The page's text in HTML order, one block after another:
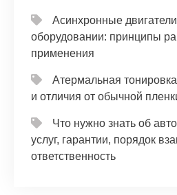
Асинхронные
оборудовании: принципы
применения
Атермальная
и отличия от обычной
Что нужно знать об
услуг, гарантии, порядок
ответственность